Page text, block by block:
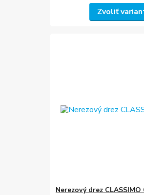
Zvoliť
Nerezový drez CLASSIMO